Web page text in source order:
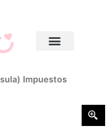
Impuestos